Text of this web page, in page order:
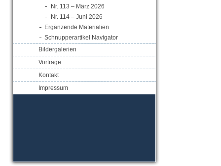
Nr. 113 – März 2026
Nr. 114 – Juni 2026
Ergänzende Materialien
Schnupperartikel Navigator
Bildergalerien
Vorträge
Kontakt
Impressum